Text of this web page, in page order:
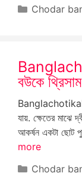
Categories
Chodar
বউকে
যায়. ক্ষেতের মাঝে
আকর্ষন একটা ছোট
more
Categories
Chodar